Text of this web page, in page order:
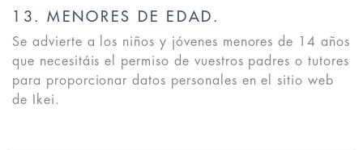
13. MENORES DE EDAD.
Se advierte a los niños y jóvenes menores de 14 años
que necesitáis el permiso de vuestros padres o tutores
para proporcionar datos personales en el sitio web
de Ikei.